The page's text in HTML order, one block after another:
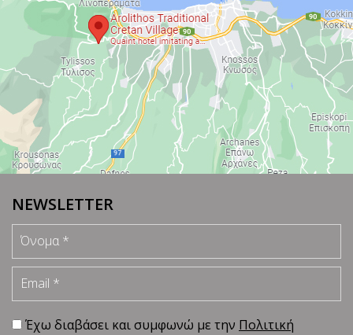
NEWSLETTER
Όνομα
Email
Έχω διαβάσει και συμφωνώ με την Πολιτική